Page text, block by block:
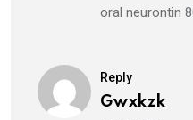
oral neurontin
Reply
Gwxkzk